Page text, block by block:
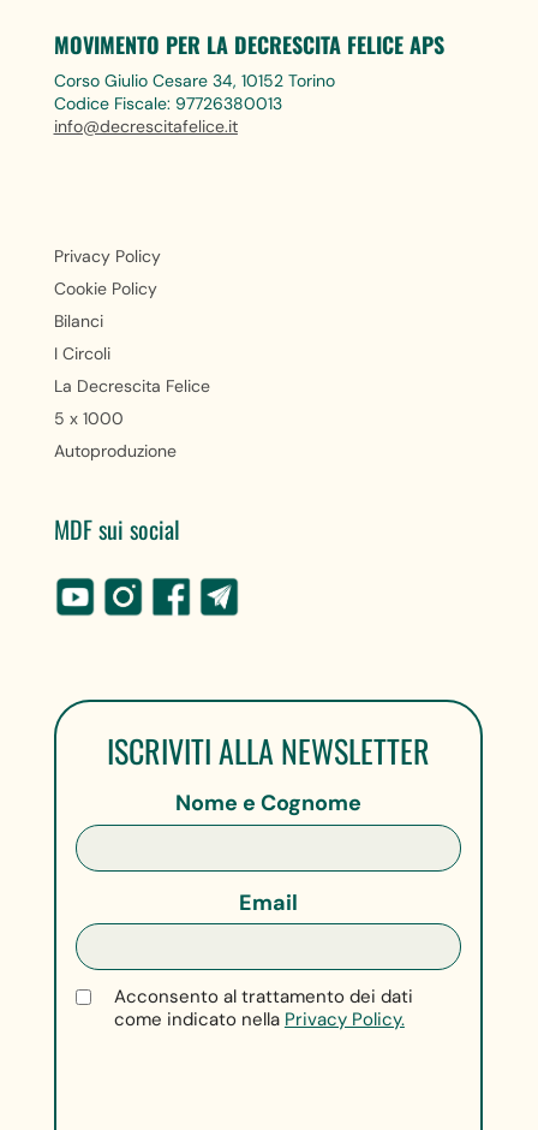
MOVIMENTO PER LA DECRESCITA FELICE APS
Corso Giulio Cesare 34, 10152 Torino
Codice Fiscale: 97726380013
info@decrescitafelice.it
Privacy Policy
Cookie Policy
Bilanci
I Circoli
La Decrescita Felice
5 x 1000
Autoproduzione
MDF sui social
ISCRIVITI ALLA NEWSLETTER
Nome e Cognome
Email
Acconsento al trattamento dei dati
come indicato nella Privacy Policy.